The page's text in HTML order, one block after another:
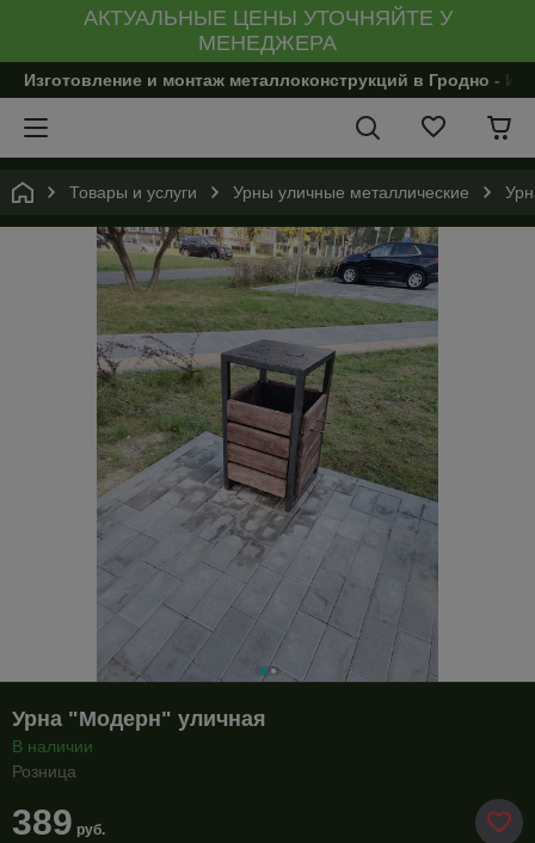
АКТУАЛЬНЫЕ ЦЕНЫ УТОЧНЯЙТЕ У
МЕНЕДЖЕРА
Изготовление и монтаж металлоконструкций в Гродно -
Товары и услуги Урны уличные металлические
Урна "Модерн" уличная
В наличии
Розница
389 руб.